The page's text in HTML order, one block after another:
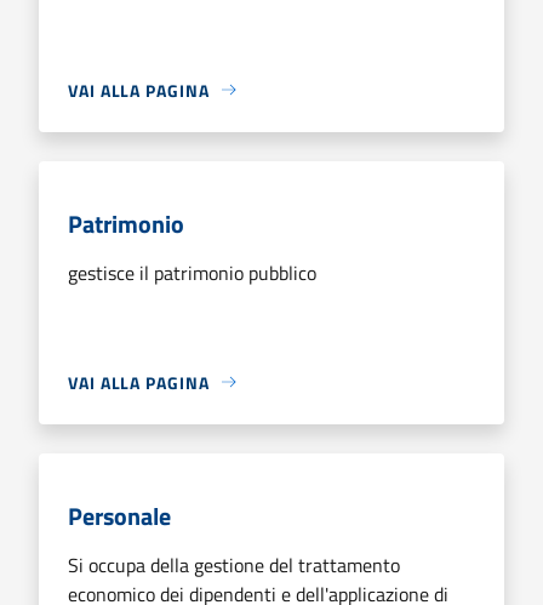
VAI ALLA PAGINA
Patrimonio
gestisce il patrimonio pubblico
VAI ALLA PAGINA
Personale
Si occupa della gestione del trattamento
economico dei dipendenti e dell'applicazione di